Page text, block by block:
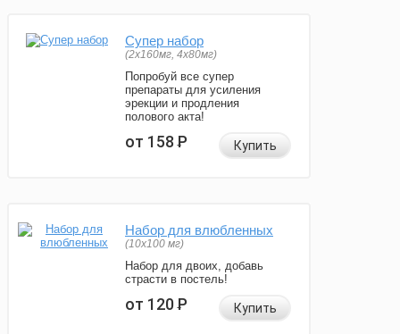
Супер набор
(2х160мг, 4х80мг)
Попробуй все супер
препараты для усиления
эрекции и продления
полового акта!
от 158Р Купить
Набор для влюбленных
(10х100 мг)
Набор для двоих, добавь
страсти в постель!
от 120Р Купить